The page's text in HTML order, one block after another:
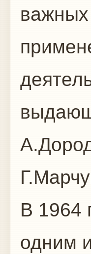
важных
В 1964
одним